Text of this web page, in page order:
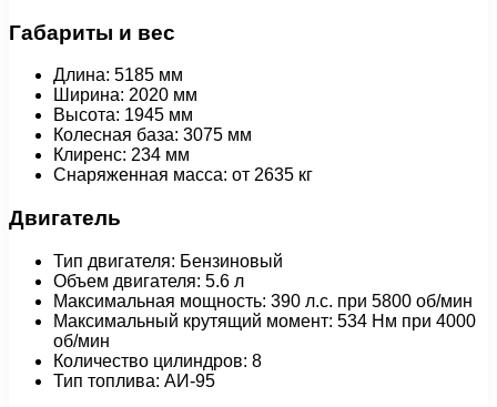
Габариты и вес
Длина: 5185 мм
Ширина: 2020 мм
Высота: 1945 мм
Колесная база: 3075 мм
Клиренс: 234 мм
Снаряженная масса: от 2635 кг
Двигатель
Тип двигателя: Бензиновый
Объем двигателя: 5.6 л
Максимальная мощность: 390 л.с. при 5800 об/мин
Максимальный крутящий момент: 534 Нм при 4000
об/мин
Количество цилиндров: 8
Тип топлива: АИ-95